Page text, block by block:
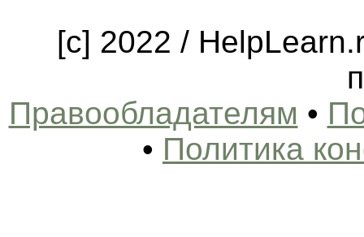
[c] 2022 /
Правообладателям •
• Политика